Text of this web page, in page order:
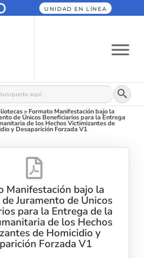
UNIDAD EN LÍNEA
Botón
» Formato Manifestación bajo la
de Únicos Beneficiarios para la Entrega
de los Hechos Victimizantes de
y Desaparición Forzada V1
Manifestación bajo la
Juramento de Únicos
para la Entrega de la
de los Hechos
de Homicidio y
Forzada V1